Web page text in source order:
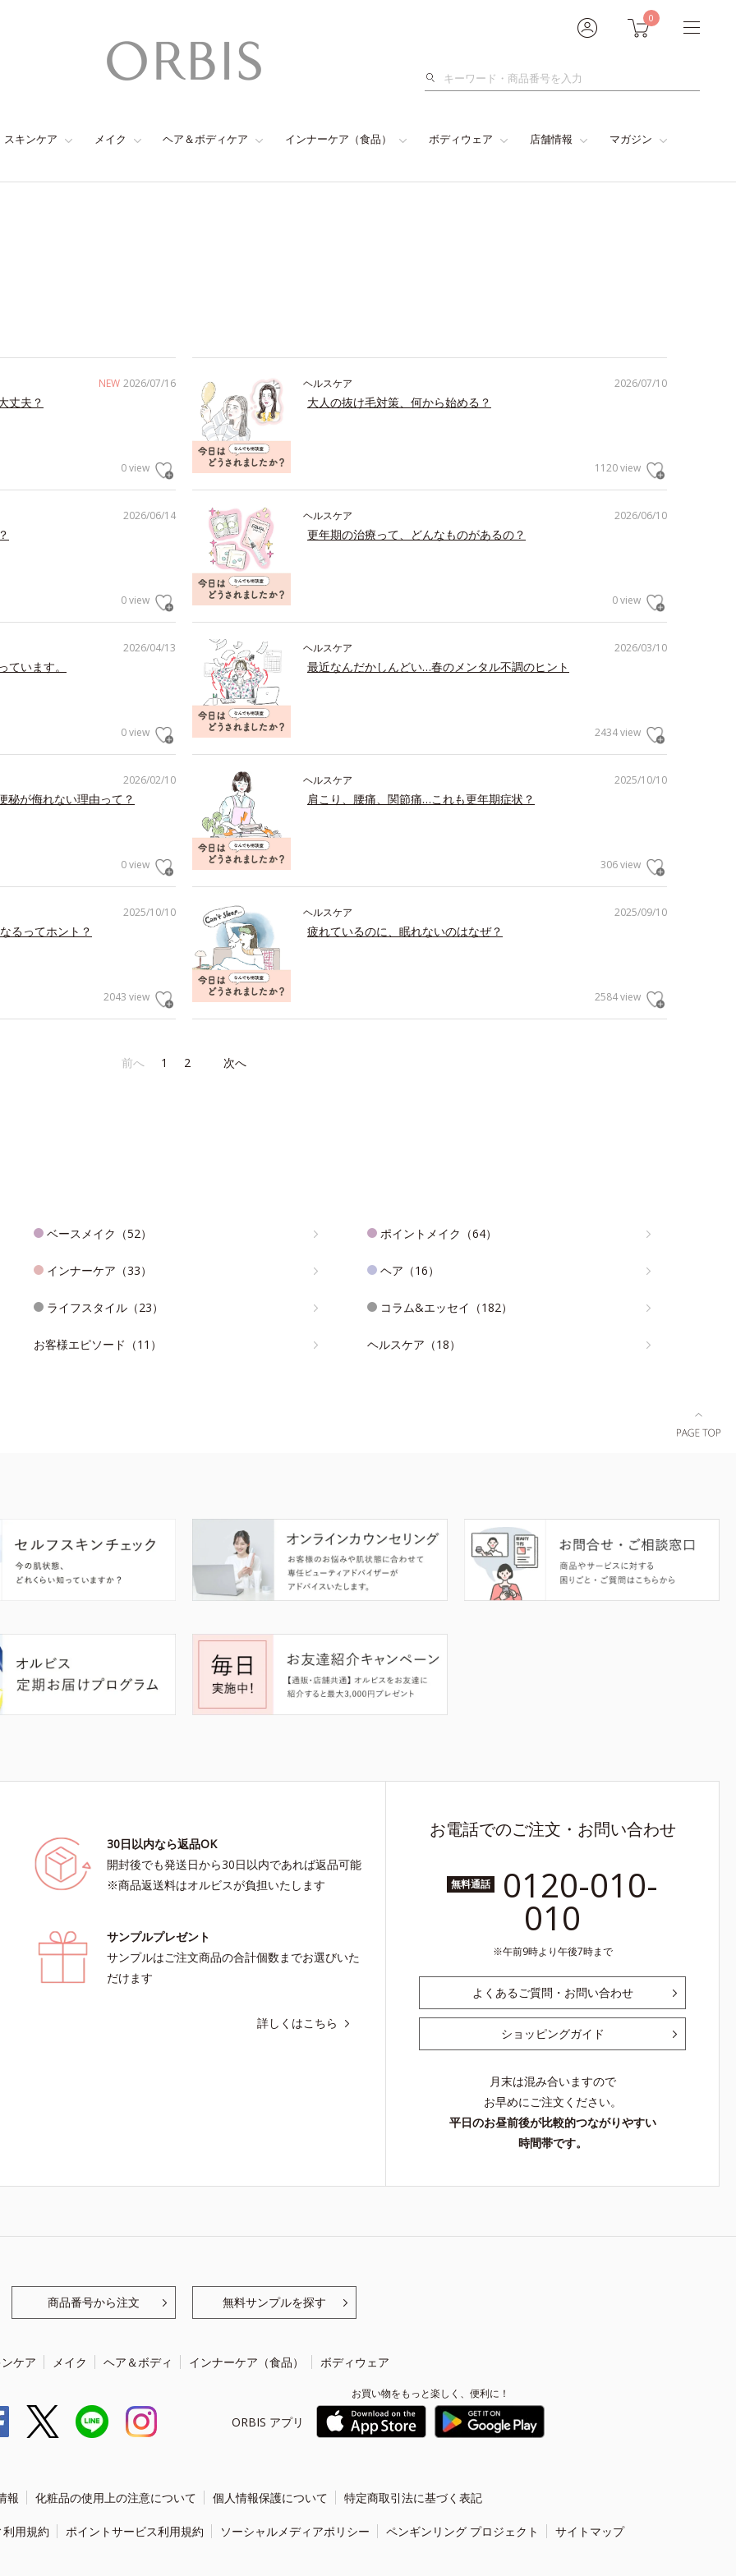
0
検
スキンケア メイク ヘア＆ボディケア インナーケア（食品） ボディウェア 店舗情報 マガジン
NEW 2026/07/16
丈夫？
0 view
2026/07/10
ヘルスケア
大人の抜け毛対策、何から始める？
1120 view
2026/06/14
0 view
2026/06/10
ヘルスケア
更年期の治療って、どんなものがあるの？
0 view
2026/04/13
います。
0 view
2026/03/10
ヘルスケア
最近なんだかしんどい…春のメンタル不調のヒント
2434 view
2026/02/10
秘が侮れない理由って？
0 view
2025/10/10
ヘルスケア
肩こり、腰痛、関節痛…これも更年期症状？
306 view
2025/10/10
るってホント？
2043 view
2025/09/10
ヘルスケア
疲れているのに、眠れないのはなぜ？
2584 view
前へ 1 2 次へ
ベースメイク（52） ポイントメイク（64）
インナーケア（33） ヘア（16）
ライフスタイル（23） コラム&エッセイ（182）
お客様エピソード（11） ヘルスケア（18）
30日以内なら返品OK
開封後でも発送日から30日以内であれば返品可能
※商品返送料はオルビスが負担いたします
サンプルプレゼント
サンプルはご注文商品の合計個数までお選びいた
だけます
詳しくはこちら
お電話でのご注文・お問い合わせ
無料通話 0120-010-
010
午前9時より午後7時まで
よくあるご質問・お問い合わせ
ショッピングガイド
月末は混み合いますので
お早めにご注文ください。
平日のお昼前後が比較的つながりやすい
時間帯です。
商品番号から注文 無料サンプルを探す
ケア メイク ヘア＆ボディ インナーケア（食品） ボディウェア
ORBIS アプリ
お買い物をもっと楽しく、便利に！
報 化粧品の使用上の注意について 個人情報保護について 特定商取引法に基づく表記
用規約 ポイントサービス利用規約 ソーシャルメディアポリシー ペンギンリング プロジェクト サイトマップ